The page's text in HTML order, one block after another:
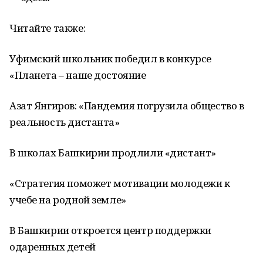
Читайте также:
Уфимский школьник победил в конкурсе
«Планета – наше достояние
Азат Янгиров: «Пандемия погрузила общество в
реальность дистанта»
В школах Башкирии продлили «дистант»
«Стратегия поможет мотивации молодежи к
учебе на родной земле»
В Башкирии откроется центр поддержки
одаренных детей